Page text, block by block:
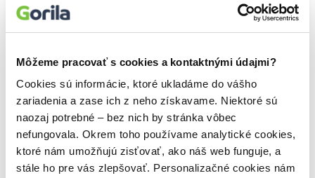
Môžeme pracovať s cookies a kontaktnými údajmi?
Cookies sú informácie, ktoré ukladáme do vášho
zariadenia a zase ich z neho získavame. Niektoré sú
naozaj potrebné – bez nich by stránka vôbec
nefungovala. Okrem toho používame analytické cookies,
ktoré nám umožňujú zisťovať, ako náš web funguje, a
stále ho pre vás zlepšovať. Personalizačné cookies nám
Na sklade
2,40€
Na sklade
5,50€
Na sklade
13,90€